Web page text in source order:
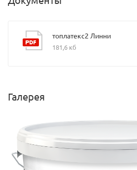
2 имеет широкую сферу применения.
и глубокоматовому блеску, так и для
выдерживает влажную уборку с
неабразивных моющих средств.
топлатекс2 Линни
181,6 кб
Галерея